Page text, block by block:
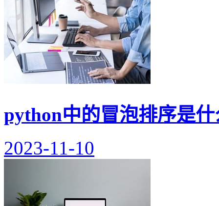
python中的冒泡排序是什
2023-11-10